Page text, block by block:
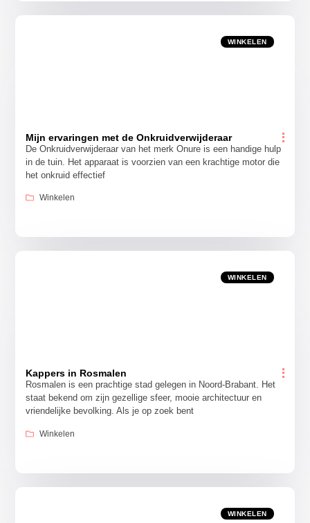
WINKELEN
Mijn ervaringen met de Onkruidverwijderaar
De Onkruidverwijderaar van het merk Onure is een handige hulp
in de tuin. Het apparaat is voorzien van een krachtige motor die
het onkruid effectief
Winkelen
WINKELEN
Kappers in Rosmalen
Rosmalen is een prachtige stad gelegen in Noord-Brabant. Het
staat bekend om zijn gezellige sfeer, mooie architectuur en
vriendelijke bevolking. Als je op zoek bent
Winkelen
WINKELEN